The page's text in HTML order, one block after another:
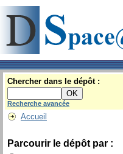
Chercher dans le dépôt :
Recherche avancée
Accueil
Parcourir le dépôt par :